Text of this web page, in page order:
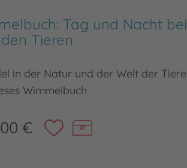
Tag und Nacht bei
den Tieren
in der Natur und der Welt der Tiere
Wimmelbuch
€